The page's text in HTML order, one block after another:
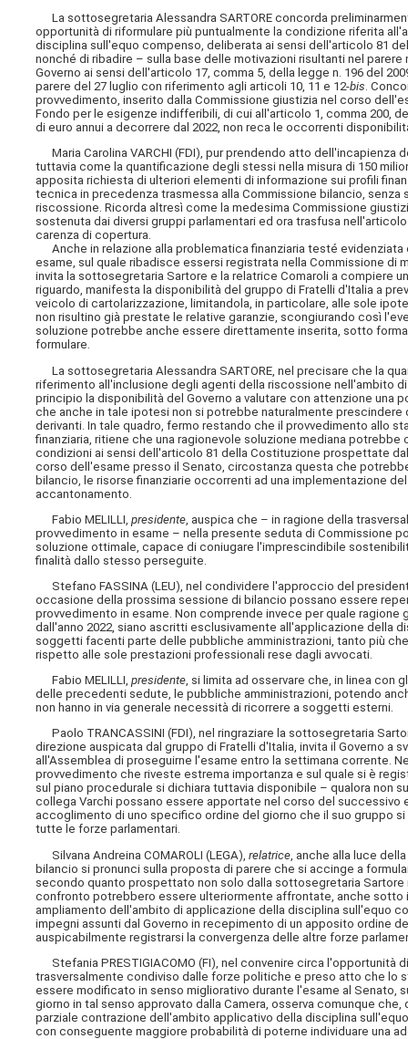
La sottosegretaria Alessandra SARTORE concorda
opportunità di riformulare più puntualmente la condizione riferita
disciplina sull'equo compenso, deliberata ai sensi dell'articolo 81
nonché di ribadire – sulla base delle motivazioni risultanti nel
Governo ai sensi dell'articolo 17, comma 5, della legge n. 196 del
parere del 27 luglio con riferimento agli articoli 10, 11 e 12-bis.
provvedimento, inserito dalla Commissione giustizia nel corso
Fondo per le esigenze indifferibili, di cui all'articolo 1, comma 200,
di euro annui a decorrere dal 2022, non reca le occorrenti
Maria Carolina VARCHI (FDI), pur prendendo atto dell'incapienza
tuttavia come la quantificazione degli stessi nella misura di 150
apposita richiesta di ulteriori elementi di informazione sui profili
tecnica in precedenza trasmessa alla Commissione bilancio,
riscossione. Ricorda altresì come la medesima Commissione
sostenuta dai diversi gruppi parlamentari ed ora trasfusa
carenza di copertura.
Anche in relazione alla problematica finanziaria testé
esame, sul quale ribadisce essersi registrata nella Commissione
invita la sottosegretaria Sartore e la relatrice Comaroli a compiere
riguardo, manifesta la disponibilità del gruppo di Fratelli d'Italia a
veicolo di cartolarizzazione, limitandola, in particolare, alle sole
non risultino già prestate le relative garanzie, scongiurando così
soluzione potrebbe anche essere direttamente inserita, sotto
formulare.
La sottosegretaria Alessandra SARTORE, nel precisare che la
riferimento all'inclusione degli agenti della riscossione nell'ambito
principio la disponibilità del Governo a valutare con attenzione
che anche in tale ipotesi non si potrebbe naturalmente
derivanti. In tale quadro, fermo restando che il provvedimento allo
finanziaria, ritiene che una ragionevole soluzione mediana
condizioni ai sensi dell'articolo 81 della Costituzione prospettate
corso dell'esame presso il Senato, circostanza questa che
bilancio, le risorse finanziarie occorrenti ad una implementazione
accantonamento.
Fabio MELILLI,presidente , auspica che – in ragione della
provvedimento in esame – nella presente seduta di Commissione
soluzione ottimale, capace di coniugare l'imprescindibile
finalità dallo stesso perseguite.
Stefano FASSINA (LEU), nel condividere l'approccio del
occasione della prossima sessione di bilancio possano essere
provvedimento in esame. Non comprende invece per quale
dall'anno 2022, siano ascritti esclusivamente all'applicazione della
soggetti facenti parte delle pubbliche amministrazioni, tanto più
rispetto alle sole prestazioni professionali rese dagli avvocati.
Fabio MELILLI,presidente, si limita ad osservare che, in linea con
delle precedenti sedute, le pubbliche amministrazioni, potendo
non hanno in via generale necessità di ricorrere a soggetti esterni.
Paolo TRANCASSINI (FDI), nel ringraziare la sottosegretaria
direzione auspicata dal gruppo di Fratelli d'Italia, invita il Governo
all'Assemblea di proseguirne l'esame entro la settimana corrente.
provvedimento che riveste estrema importanza e sul quale si è
sul piano procedurale si dichiara tuttavia disponibile – qualora
collega Varchi possano essere apportate nel corso del successivo
accoglimento di uno specifico ordine del giorno che il suo gruppo
tutte le forze parlamentari.
Silvana Andreina COMAROLI (LEGA),relatrice , anche alla luce
bilancio si pronunci sulla proposta di parere che si accinge a
secondo quanto prospettato non solo dalla sottosegretaria
confronto potrebbero essere ulteriormente affrontate, anche sotto
ampliamento dell'ambito di applicazione della disciplina sull'equo
impegni assunti dal Governo in recepimento di un apposito ordine
auspicabilmente registrarsi la convergenza delle altre forze
Stefania PRESTIGIACOMO (FI), nel convenire circa l'opportunità
trasversalmente condiviso dalle forze politiche e preso atto che
essere modificato in senso migliorativo durante l'esame al Senato,
giorno in tal senso approvato dalla Camera, osserva comunque
parziale contrazione dell'ambito applicativo della disciplina
con conseguente maggiore probabilità di poterne individuare una